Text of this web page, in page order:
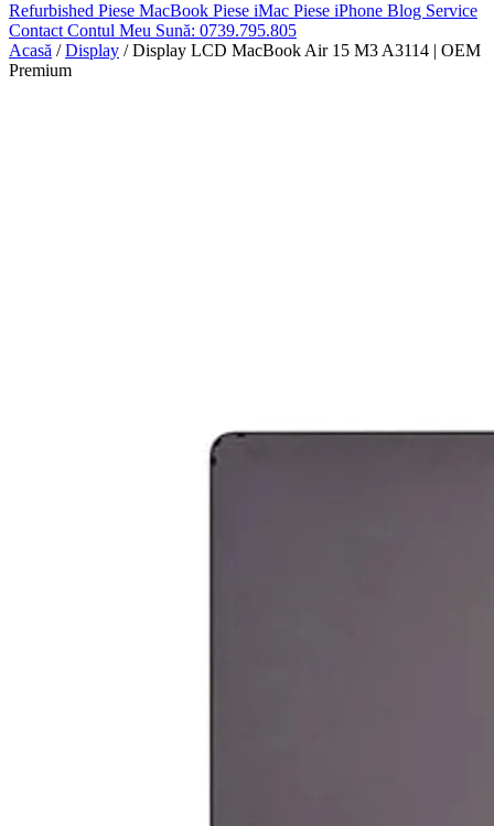
Refurbished Piese MacBook Piese iMac Piese iPhone Blog Service
Contact Contul Meu Sună: 0739.795.805
Acasă / Display / Display LCD MacBook Air 15 M3 A3114 | OEM
Premium